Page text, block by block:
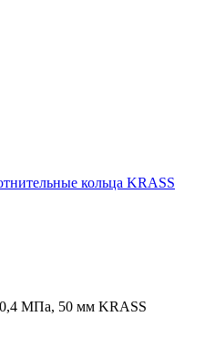
кольца KRASS
МПа, 50 мм KRASS